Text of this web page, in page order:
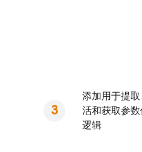
添加用于提
活和获取参
逻辑